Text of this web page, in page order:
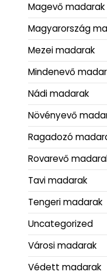
Magevő madarak
Magyarország
Mezei madarak
Mindenevő
Nádi madarak
Növényevő
Ragadozó
Rovarevő
Tavi madarak
Tengeri madarak
Uncategorized
Városi madarak
Védett madarak